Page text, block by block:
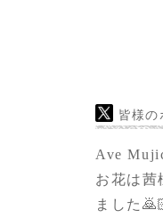
皆様の
Ave
お花は茜
ました